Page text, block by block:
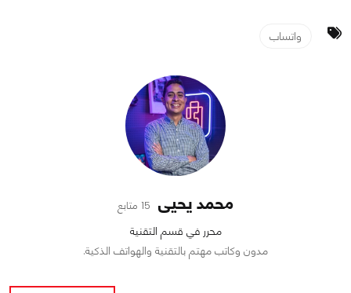
واتساب
محمد يحيى 15 متابع
محرر في قسم التقنية
مدون وكاتب مهتم بالتقنية والهواتف الذكية.